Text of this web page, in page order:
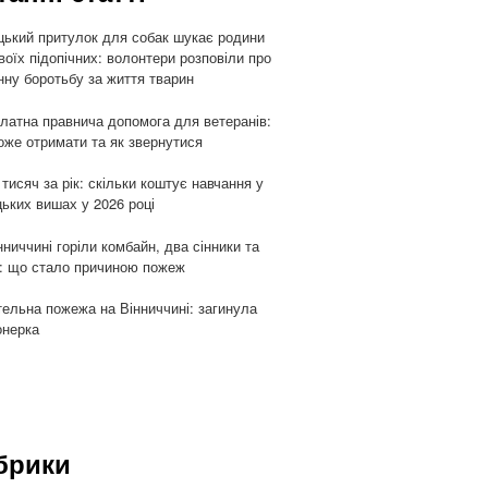
притулок для собак шукає родини
підопічних: волонтери розповіли про
боротьбу за життя тварин
правнича допомога для ветеранів:
отримати та як звернутися
за рік: скільки коштує навчання у
вишах у 2026 році
горіли комбайн, два сінники та
що стало причиною пожеж
пожежа на Вінниччині: загинула